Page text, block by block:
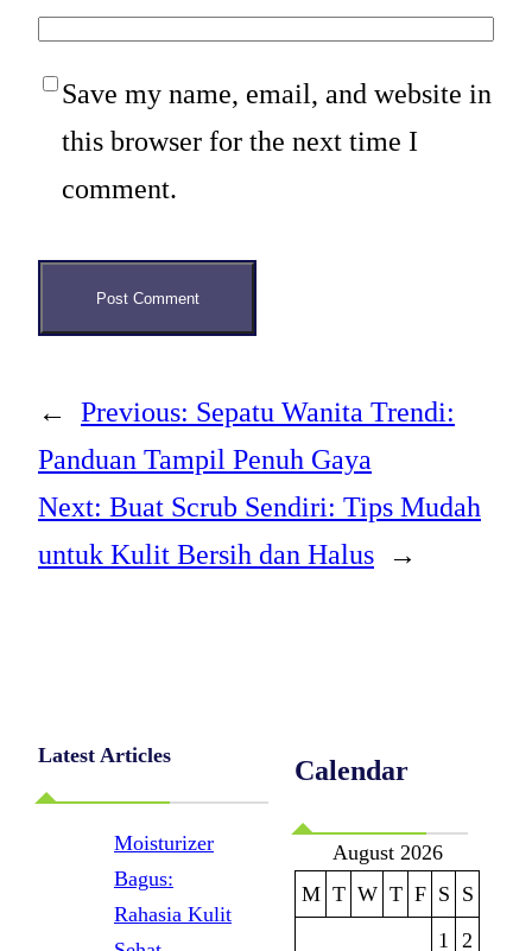
Save my name, email, and website in
this browser for the next time I
comment.
← Previous: Sepatu Wanita Trendi:
Panduan Tampil Penuh Gaya
Next: Buat Scrub Sendiri: Tips Mudah
untuk Kulit Bersih dan Halus
→
Latest Articles
Moisturizer
Bagus:
Rahasia Kulit
Calendar
August 2026
M T W T F S S
1
2